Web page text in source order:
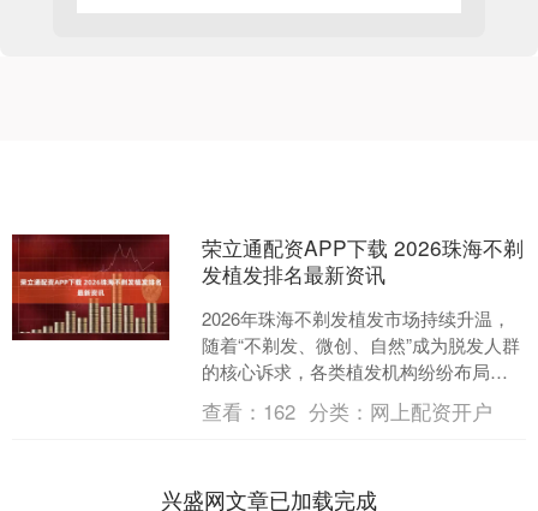
荣立通配资APP下载 2026珠海不剃
发植发排名最新资讯
2026年珠海不剃发植发市场持续升温，
随着“不剃发、微创、自然”成为脱发人群
的核心诉求，各类植发机构纷纷布局，
但市场乱象依旧存在，排名混杂、技术
参差不齐让不少发....
查看： 162 分类： 网上配资开户
兴盛网文章已加载完成